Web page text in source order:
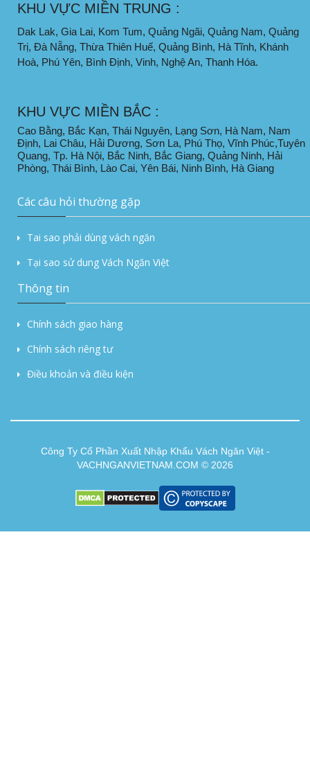
KHU VỰC MIỀN TRUNG :
Dak Lak, Gia Lai, Kom Tum, Quảng Ngãi, Quảng Nam, Quảng
Trị, Đà Nẵng, Thừa Thiên Huế, Quảng Bình, Hà Tĩnh, Khánh
Hoà, Phú Yên, Bình Định, Vinh, Nghệ An, Thanh Hóa.
KHU VỰC MIỀN BẮC :
Cao Bằng, Bắc Kạn, Thái Nguyên, Lạng Sơn, Hà Nam, Nam
Định, Lai Châu, Hải Dương, Sơn La, Phú Thọ, Vĩnh Phúc,Tuyên
Quang, Tp. Hà Nội, Bắc Ninh, Bắc Giang, Quảng Ninh, Hải
Phòng, Thái Bình, Lào Cai, Yên Bái, Ninh Bình, Hà Giang
Các câu hỏi thường gặp
Tai sao phải dùng vách ngăn
Tại sao sử dung Vách Ngăn Việt
Thông tin
Chính sách giao hàng
Chính sách riêng tư
Điều khoản và điều kiện
Công Ty Cổ Phần Xuất Nhập Khẩu Vách Ngăn Việt -
VACHNGANVIETNAM.COM © 2026